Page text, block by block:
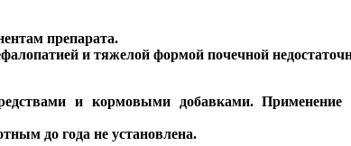
препарата.
и тяжелой формой почечной
и кормовыми добавками.
до года не установлена.